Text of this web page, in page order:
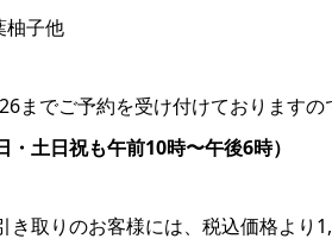
柚子他
までご予約を受け付けておりますの
土日祝も午前10時〜午後6時）
き取りのお客様には、税込価格より